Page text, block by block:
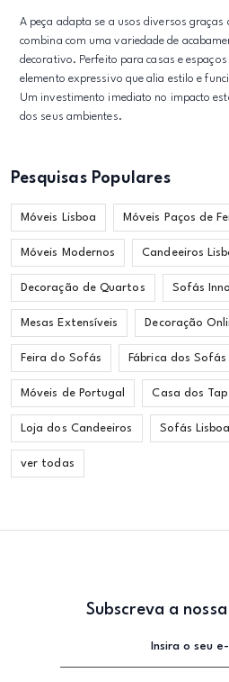
A peça adapta se a usos diversos
combina com uma variedade de
decorativo. Perfeito para casas e
elemento expressivo que alia estilo e
Um investimento imediato no impacto
dos seus ambientes.
Pesquisas Populares
Móveis Lisboa Móveis Paços de
Móveis Modernos Candeeiros
Decoração de Quartos Sofás
Mesas Extensíveis Decoração
Feira do Sofás Fábrica dos Sofás
Móveis de Portugal Casa dos
Loja dos Candeeiros Sofás Lisboa
ver todas
Subscreva a